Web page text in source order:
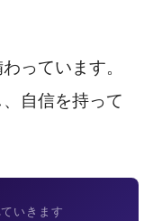
っています。
自信を持って
いきます